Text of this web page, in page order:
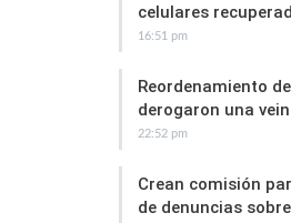
celulares
16:51 pm
Reordenamiento
derogaron una
22:52 pm
Crean comisión
de denuncias